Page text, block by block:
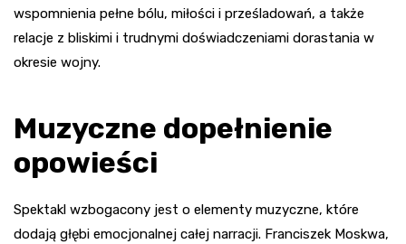
wspomnienia pełne bólu, miłości i prześladowań, a także
relacje z bliskimi i trudnymi doświadczeniami dorastania w
okresie wojny.
Muzyczne dopełnienie
opowieści
Spektakl wzbogacony jest o elementy muzyczne, które
dodają głębi emocjonalnej całej narracji. Franciszek Moskwa,